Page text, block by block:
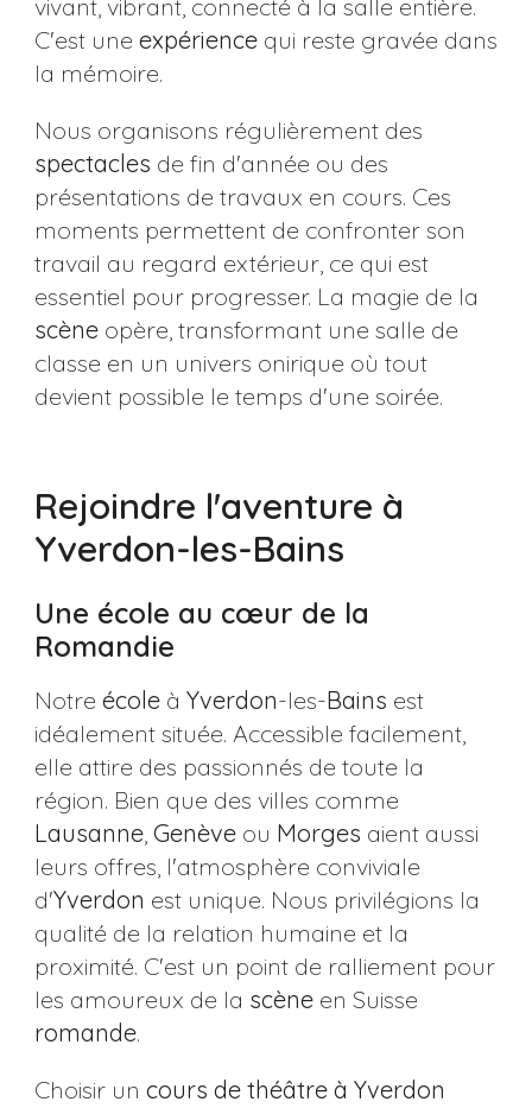
vivant, vibrant, connecté à la salle entière.
C'est une expériencequi reste gravée dans
la mémoire.
Nous organisons régulièrement des
spectacles de fin d'année ou des
présentations de travaux en cours. Ces
moments permettent de confronter son
travail au regard extérieur, ce qui est
essentiel pour progresser. La magie de la
scèneopère, transformant une salle de
classe en un univers onirique où tout
devient possible le temps d'une soirée.
Rejoindre l'aventure à
Yverdon-les-Bains
Une école au cœur de la
Romandie
Notre écoleà Yverdon-les-Bains est
idéalement située. Accessible facilement,
elle attire des passionnés de toute la
région. Bien que des villes comme
Lausanne, Genèveou Morges aient aussi
leurs offres, l'atmosphère conviviale
d'Yverdon est unique. Nous privilégions la
qualité de la relation humaine et la
proximité. C'est un point de ralliement pour
les amoureux de la scèneen Suisse
romande.
Choisir un cours de théâtre à Yverdon